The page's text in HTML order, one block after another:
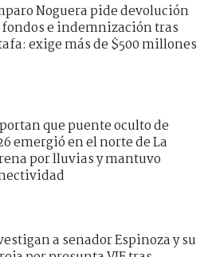
Noguera pide devolución
e indemnización tras
exige más de $500 millones
que puente oculto de
emergió en el norte de La
por lluvias y mantuvo
a senador Espinoza y su